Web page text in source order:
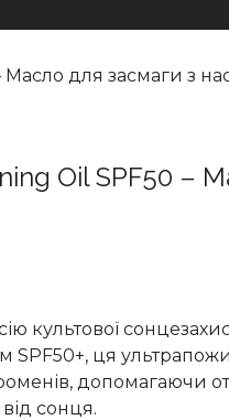
для засмаги з
Oil SPF50 –
культової
SPF50+, ця
допомагаючи
сонця.